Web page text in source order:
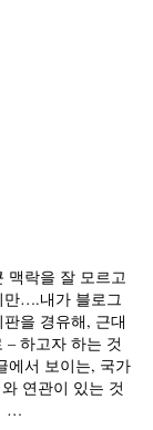
맥락을 잘 모르고
만….내가 블로그
을 경유해, 근대
– 하고자 하는 것
에서 보이는, 국가
연관이 있는 것
…